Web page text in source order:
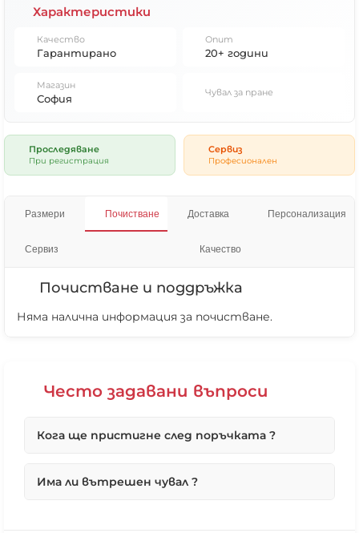
Характеристики
Качество
Гарантирано
Опит
20+ години
Магазин
София Чувал за пране
Проследяване
При регистрация
Сервиз
Професионален
Размери Почистване Доставка Персонализация
Сервиз Качество
Почистване и поддръжка
Няма налична информация за почистване.
Често задавани въпроси
Кога ще пристигне след поръчката ?
най-бързо в работни дни, по телефона.
Има ли вътрешен чувал ?